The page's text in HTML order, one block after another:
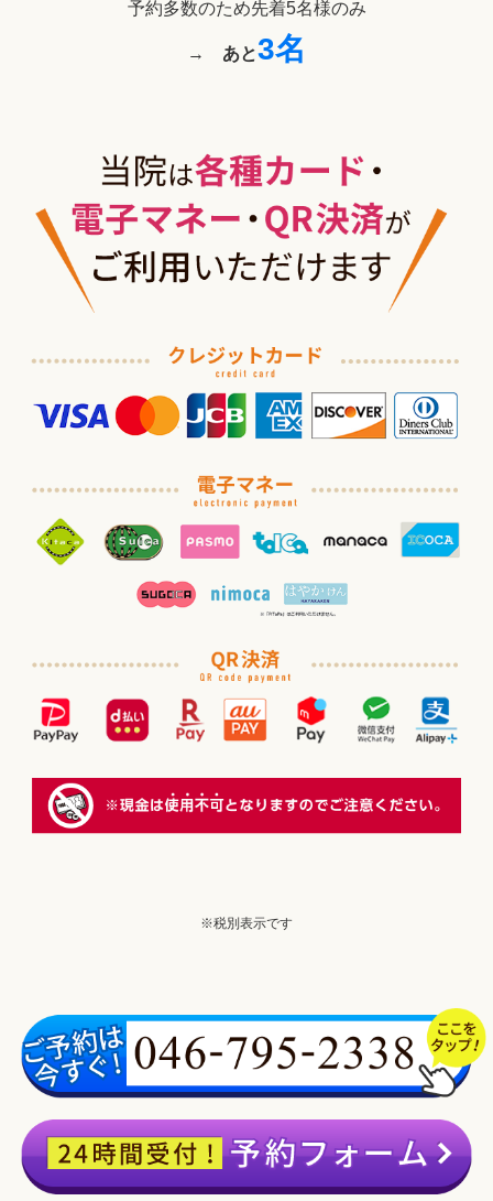
予約多数のため先着5名様のみ
→ あと3名
※税別表示です